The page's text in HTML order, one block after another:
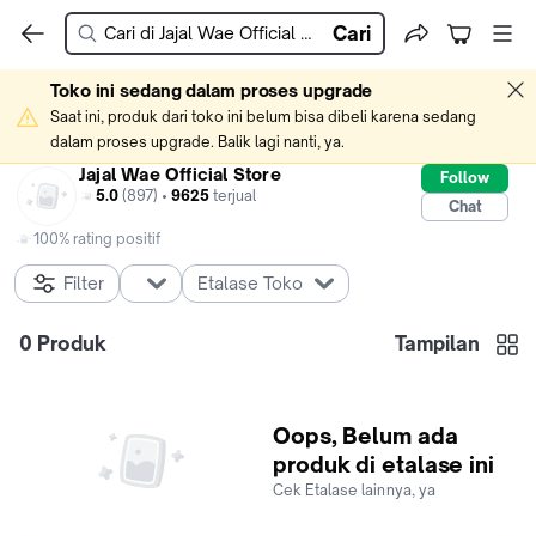
Cari
Toko ini sedang dalam proses upgrade
Saat ini, produk dari toko ini belum bisa dibeli karena sedang
dalam proses upgrade. Balik lagi nanti, ya.
Jajal Wae Official Store
5.0 (897) • 9625 terjual
Follow
Chat
100% rating positif
Filter Etalase Toko
0 Produk Tampilan
Oops, Belum ada
produk di etalase ini
Cek Etalase lainnya, ya